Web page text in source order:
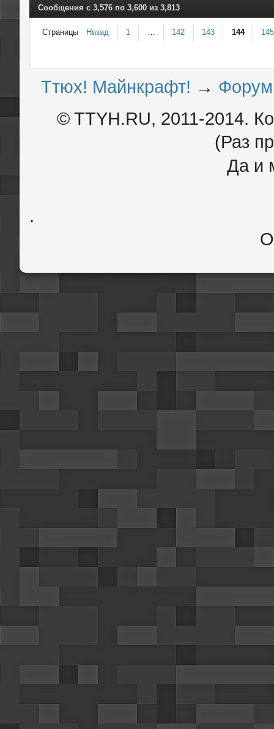
Сообщения с 3,576 по 3,600 из 3,813
Страницы Назад 1 … 142 143 144 145
Ттюх! Майнкрафт! → Форум
© TTYH.RU, 2011-2014.
(Раз
Да и
.